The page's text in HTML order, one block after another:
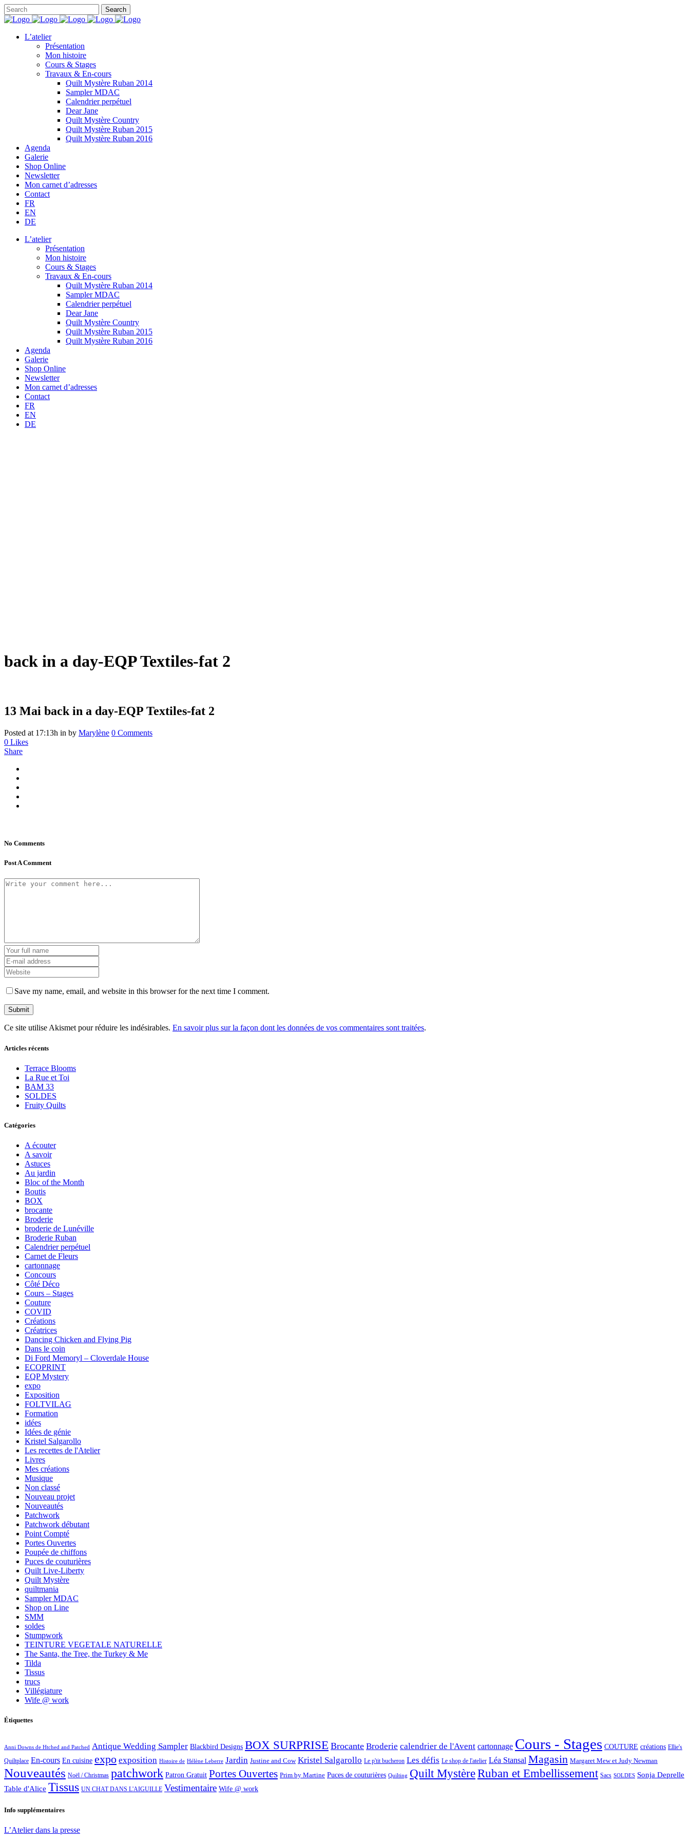
L’atelier
Présentation
Mon histoire
Cours & Stages
Travaux & En-cours
Quilt Mystère Ruban 2014
Sampler MDAC
Calendrier perpétuel
Dear Jane
Quilt Mystère Country
Quilt Mystère Ruban 2015
Quilt Mystère Ruban 2016
Agenda
Galerie
Shop Online
Newsletter
Mon carnet d’adresses
Contact
FR
EN
DE
L’atelier
Présentation
Mon histoire
Cours & Stages
Travaux & En-cours
Quilt Mystère Ruban 2014
Sampler MDAC
Calendrier perpétuel
Dear Jane
Quilt Mystère Country
Quilt Mystère Ruban 2015
Quilt Mystère Ruban 2016
Agenda
Galerie
Shop Online
Newsletter
Mon carnet d’adresses
Contact
FR
EN
DE
back in a day-EQP Textiles-fat 2
13 Mai back in a day-EQP Textiles-fat 2
Posted at 17:13h in by Marylène 0 Comments
0 Likes
Share
No Comments
Post A Comment
Save my name, email, and website in this browser for the next time I comment.
Ce site utilise Akismet pour réduire les indésirables. En savoir plus sur la façon dont les données de vos commentaires sont traitées.
Articles récents
Terrace Blooms
La Rue et Toi
BAM 33
SOLDES
Fruity Quilts
Catégories
A écouter
A savoir
Astuces
Au jardin
Bloc of the Month
Boutis
BOX
brocante
Broderie
broderie de Lunéville
Broderie Ruban
Calendrier perpétuel
Carnet de Fleurs
cartonnage
Concours
Côté Déco
Cours – Stages
Couture
COVID
Créations
Créatrices
Dancing Chicken and Flying Pig
Dans le coin
Di Ford Memoryl – Cloverdale House
ECOPRINT
EQP Mystery
expo
Exposition
FOLTVILAG
Formation
idées
Idées de génie
Kristel Salgarollo
Les recettes de l'Atelier
Livres
Mes créations
Musique
Non classé
Nouveau projet
Nouveautés
Patchwork
Patchwork débutant
Point Compté
Portes Ouvertes
Poupée de chiffons
Puces de couturières
Quilt Live-Liberty
Quilt Mystère
quiltmania
Sampler MDAC
Shop on Line
SMM
soldes
Stumpwork
TEINTURE VEGETALE NATURELLE
The Santa, the Tree, the Turkey & Me
Tilda
Tissus
trucs
Villégiature
Wife @ work
Étiquettes
Anni Downs de Htched and Patched Antique Wedding Sampler Blackbird Designs BOX SURPRISE Brocante Broderie calendrier de l'Avent cartonnage Cours - Stages COUTURE créations Ellie's
Quiltplace En-cours En cuisine expo exposition Histoire de Hélène Leberre Jardin Justine and Cow Kristel Salgarollo Le p'tit bucheron Les défis Le shop de l'atelier Léa Stansal Magasin Margaret Mew et Judy Newman
Nouveautés Noël / Christmas patchwork Patron Gratuit Portes Ouvertes Prim by Martine Puces de couturières Quilting Quilt MystèreRuban et Embellissement Sacs SOLDES Sonja Deprelle
Table d'Alice Tissus UN CHAT DANS L'AIGUILLE Vestimentaire Wife @ work
Info supplémentaires
L’Atelier dans la presse